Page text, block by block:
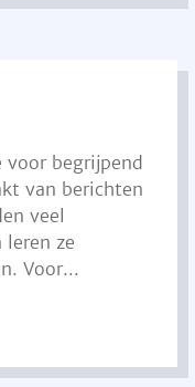
voor begrijpend
van berichten
veel
leren ze
Voor...